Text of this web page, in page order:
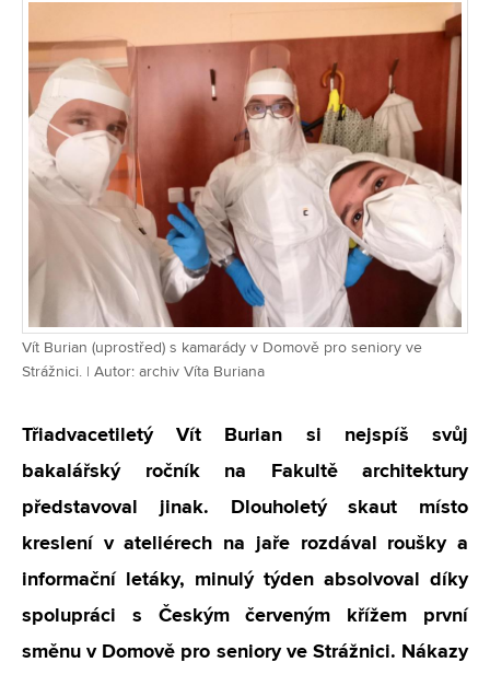
Vít Burian (uprostřed) s kamarády v Domově pro seniory ve
Strážnici. | Autor: archiv Víta Buriana
Třiadvacetiletý Vít Burian si nejspíš svůj
bakalářský ročník na Fakultě architektury
představoval jinak. Dlouholetý skaut místo
kreslení v ateliérech na jaře rozdával roušky a
informační letáky, minulý týden absolvoval díky
spolupráci s Českým červeným křížem první
směnu v Domově pro seniory ve Strážnici. Nákazy